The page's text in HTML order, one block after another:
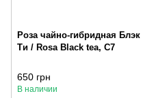
Роза чайно-гибридная Блэк
Ти / Rosa Black tea, С7
650 грн
В наличии